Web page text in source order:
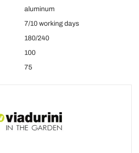
aluminum
7/10 working days
180/240
100
75